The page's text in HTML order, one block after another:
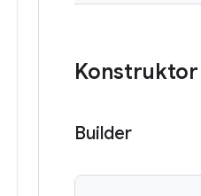
Builder